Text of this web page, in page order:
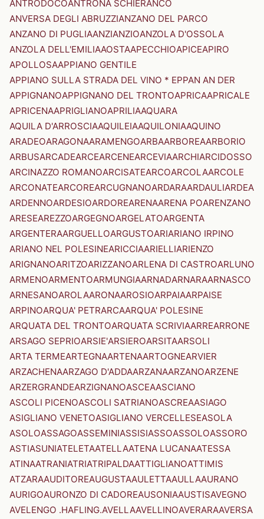
ANTRODOCOANTRONA SCHIERANCO
ANVERSA DEGLI ABRUZZIANZANO DEL PARCO
ANZANO DI PUGLIAANZIANZIOANZOLA D'OSSOLA
ANZOLA DELL'EMILIAAOSTAAPECCHIOAPICEAPIRO
APOLLOSAAPPIANO GENTILE
APPIANO SULLA STRADA DEL VINO * EPPAN AN DER
APPIGNANOAPPIGNANO DEL TRONTOAPRICAAPRICALE
APRICENAAPRIGLIANOAPRILIAAQUARA
AQUILA D'ARROSCIAAQUILEIAAQUILONIAAQUINO
ARADEOARAGONAARAMENGOARBAARBOREAARBORIO
ARBUSARCADEARCEARCENEARCEVIAARCHIARCIDOSSO
ARCINAZZO ROMANOARCISATEARCOARCOLAARCOLE
ARCONATEARCOREARCUGNANOARDARAARDAULIARDEA
ARDENNOARDESIOARDOREARENAARENA POARENZANO
ARESEAREZZOARGEGNOARGELATOARGENTA
ARGENTERAARGUELLOARGUSTOARIARIANO IRPINO
ARIANO NEL POLESINEARICCIAARIELLIARIENZO
ARIGNANOARITZOARIZZANOARLENA DI CASTROARLUNO
ARMENOARMENTOARMUNGIAARNADARNARAARNASCO
ARNESANOAROLAARONAAROSIOARPAIAARPAISE
ARPINOARQUA' PETRARCAARQUA' POLESINE
ARQUATA DEL TRONTOARQUATA SCRIVIAARREARRONE
ARSAGO SEPRIOARSIE'ARSIEROARSITAARSOLI
ARTA TERMEARTEGNAARTENAARTOGNEARVIER
ARZACHENAARZAGO D'ADDAARZANAARZANOARZENE
ARZERGRANDEARZIGNANOASCEAASCIANO
ASCOLI PICENOASCOLI SATRIANOASCREAASIAGO
ASIGLIANO VENETOASIGLIANO VERCELLESEASOLA
ASOLOASSAGOASSEMINIASSISIASSOASSOLOASSORO
ASTIASUNIATELETAATELLAATENA LUCANAATESSA
ATINAATRANIATRIATRIPALDAATTIGLIANOATTIMIS
ATZARAAUDITOREAUGUSTAAULETTAAULLAAURANO
AURIGOAURONZO DI CADOREAUSONIAAUSTISAVEGNO
AVELENGO .HAFLING.AVELLAAVELLINOAVERARAAVERSA